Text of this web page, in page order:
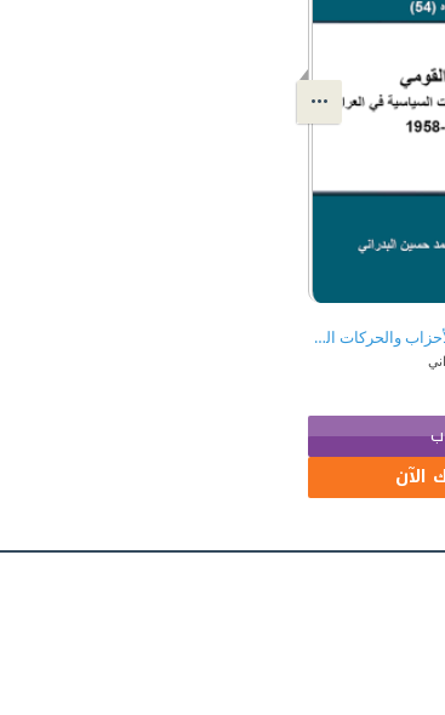
الفكر القومي لدى الأحزاب والحركات السياسية في العراق 1945-1958
الآن